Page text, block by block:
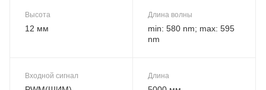
Высота
12 мм
Длина волны
min: 580 nm; max: 595
nm
Входной сигнал Длина